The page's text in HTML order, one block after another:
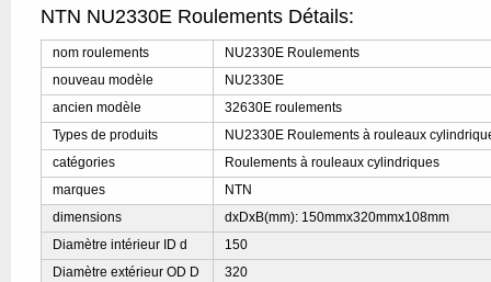
NTN NU2330E Roulements Détails:
nom roulements
NU2330E Roulements
nouveau modèle
NU2330E
ancien modèle
32630E roulements
Types de produits
NU2330E Roulements à rouleaux
catégories
Roulements à rouleaux cylindriques
marques
NTN
dimensions
dxDxB(mm): 150mmx320mmx108mm
Diamètre intérieur ID d
150
Diamètre extérieur OD D
320